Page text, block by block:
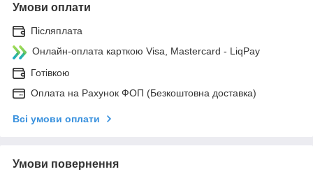
Умови оплати
Післяплата
Онлайн-оплата карткою Visa, Mastercard - LiqPay
Готівкою
Оплата на Рахунок ФОП (Безкоштовна доставка)
Всі умови оплати
Умови повернення